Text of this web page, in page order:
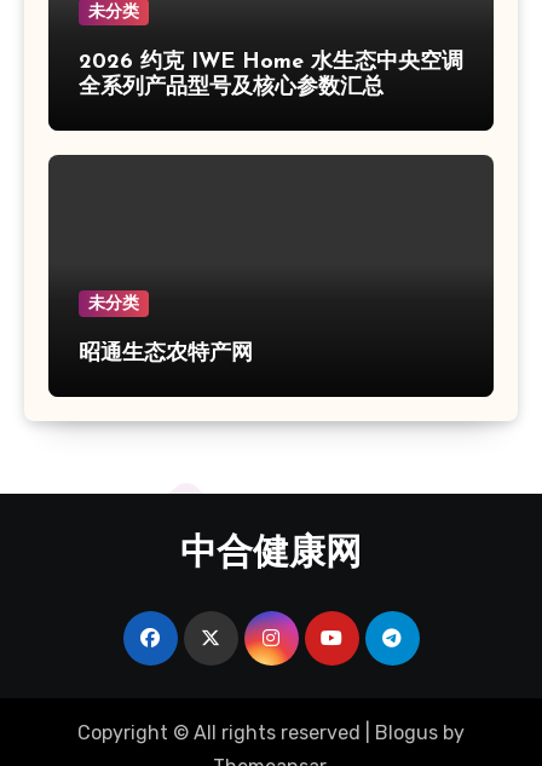
未分类
2026 约克 IWE Home 水生态中央空调
全系列产品型号及核心参数汇总
未分类
昭通生态农特产网
中合健康网
Copyright © All rights reserved Blogus by